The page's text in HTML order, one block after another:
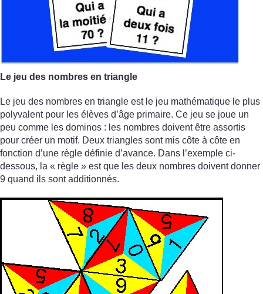
Le jeu des nombres en triangle
Le jeu des nombres en triangle est le jeu mathématique le plus
polyvalent pour les élèves d’âge primaire. Ce jeu se joue un
peu comme les dominos : les nombres doivent être assortis
pour créer un motif. Deux triangles sont mis côte à côte en
fonction d’une règle définie d’avance. Dans l’exemple ci-
dessous, la « règle » est que les deux nombres doivent donner
9 quand ils sont additionnés.